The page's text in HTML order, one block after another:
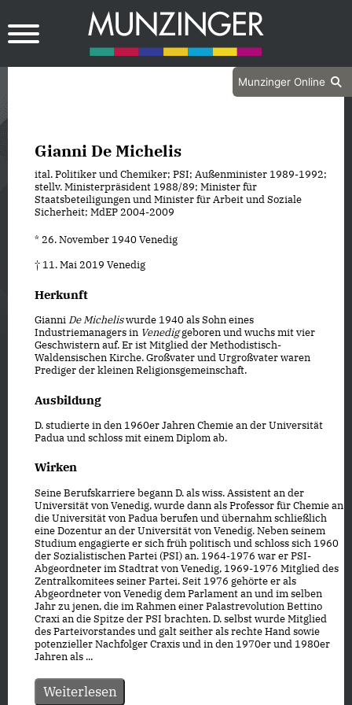
Munzinger Online
Gianni De Michelis
ital. Politiker und Chemiker; PSI; Außenminister 1989-1992;
stellv. Ministerpräsident 1988/89; Minister für
Staatsbeteiligungen und Minister für Arbeit und Soziale
Sicherheit; MdEP 2004-2009
* 26. November 1940 Venedig
† 11. Mai 2019 Venedig
Herkunft
GianniDe Micheliswurde 1940 als Sohn eines
Industriemanagers in Venediggeboren und wuchs mit vier
Geschwistern auf. Er ist Mitglied der Methodistisch-
Waldensischen Kirche. Großvater und Urgroßvater waren
Prediger der kleinen Religionsgemeinschaft.
Ausbildung
D. studierte in den 1960er Jahren Chemie an der Universität
Padua und schloss mit einem Diplom ab.
Wirken
Seine Berufskarriere begann D. als wiss. Assistent an der
Universität von Venedig, wurde dann als Professor für Chemie an
die Universität von Padua berufen und übernahm schließlich
eine Dozentur an der Universität von Venedig. Neben seinem
Studium engagierte er sich früh politisch und schloss sich 1960
der Sozialistischen Partei (PSI) an. 1964-1976 war er PSI-
Abgeordneter im Stadtrat von Venedig, 1969-1976 Mitglied des
Zentralkomitees seiner Partei. Seit 1976 gehörte er als
Abgeordneter von Venedig dem Parlament an und im selben
Jahr zu jenen, die im Rahmen einer Palastrevolution Bettino
Craxi an die Spitze der PSI brachten. D. selbst wurde Mitglied
des Parteivorstandes und galt seither als rechte Hand sowie
potenzieller Nachfolger Craxis und in den 1970er und 1980er
Jahren als ...
Weiterlesen